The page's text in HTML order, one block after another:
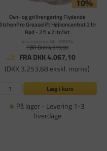
Ovn- og grillrengøring Flydende
Greaselift Højkoncentrat 2 ltr
Rød - 2 fl x 2 ltr/krt
Varenummer: ML-105634
FØR DKK 4.519,00
FRA DKK 4.067,10
(DKK 3.253,68 ekskl. moms)
Læg i kurv
På lager - Levering 1-3
hverdage